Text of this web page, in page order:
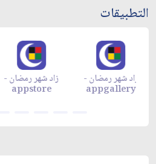
التطبيقات
زاد شهر رمضان -
appstore
زاد شهر رمضان -
appgallery